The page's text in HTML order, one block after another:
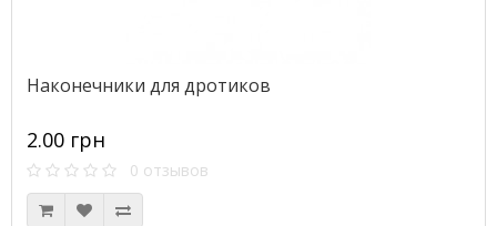
Наконечники для дротиков
2.00 грн
0 отзывов